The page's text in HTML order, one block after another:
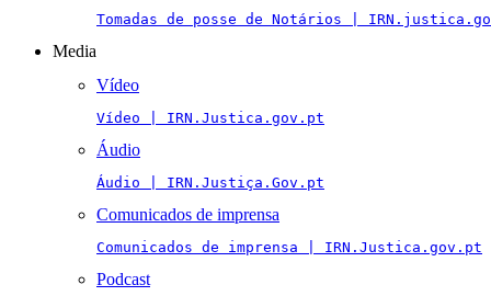
Tomadas de posse de Notários |
Media
Vídeo
Vídeo | IRN.Justica.gov.pt
Áudio
Áudio | IRN.Justiça.Gov.pt
Comunicados de imprensa
Comunicados de imprensa | IRN.Justica.gov.pt
Podcast